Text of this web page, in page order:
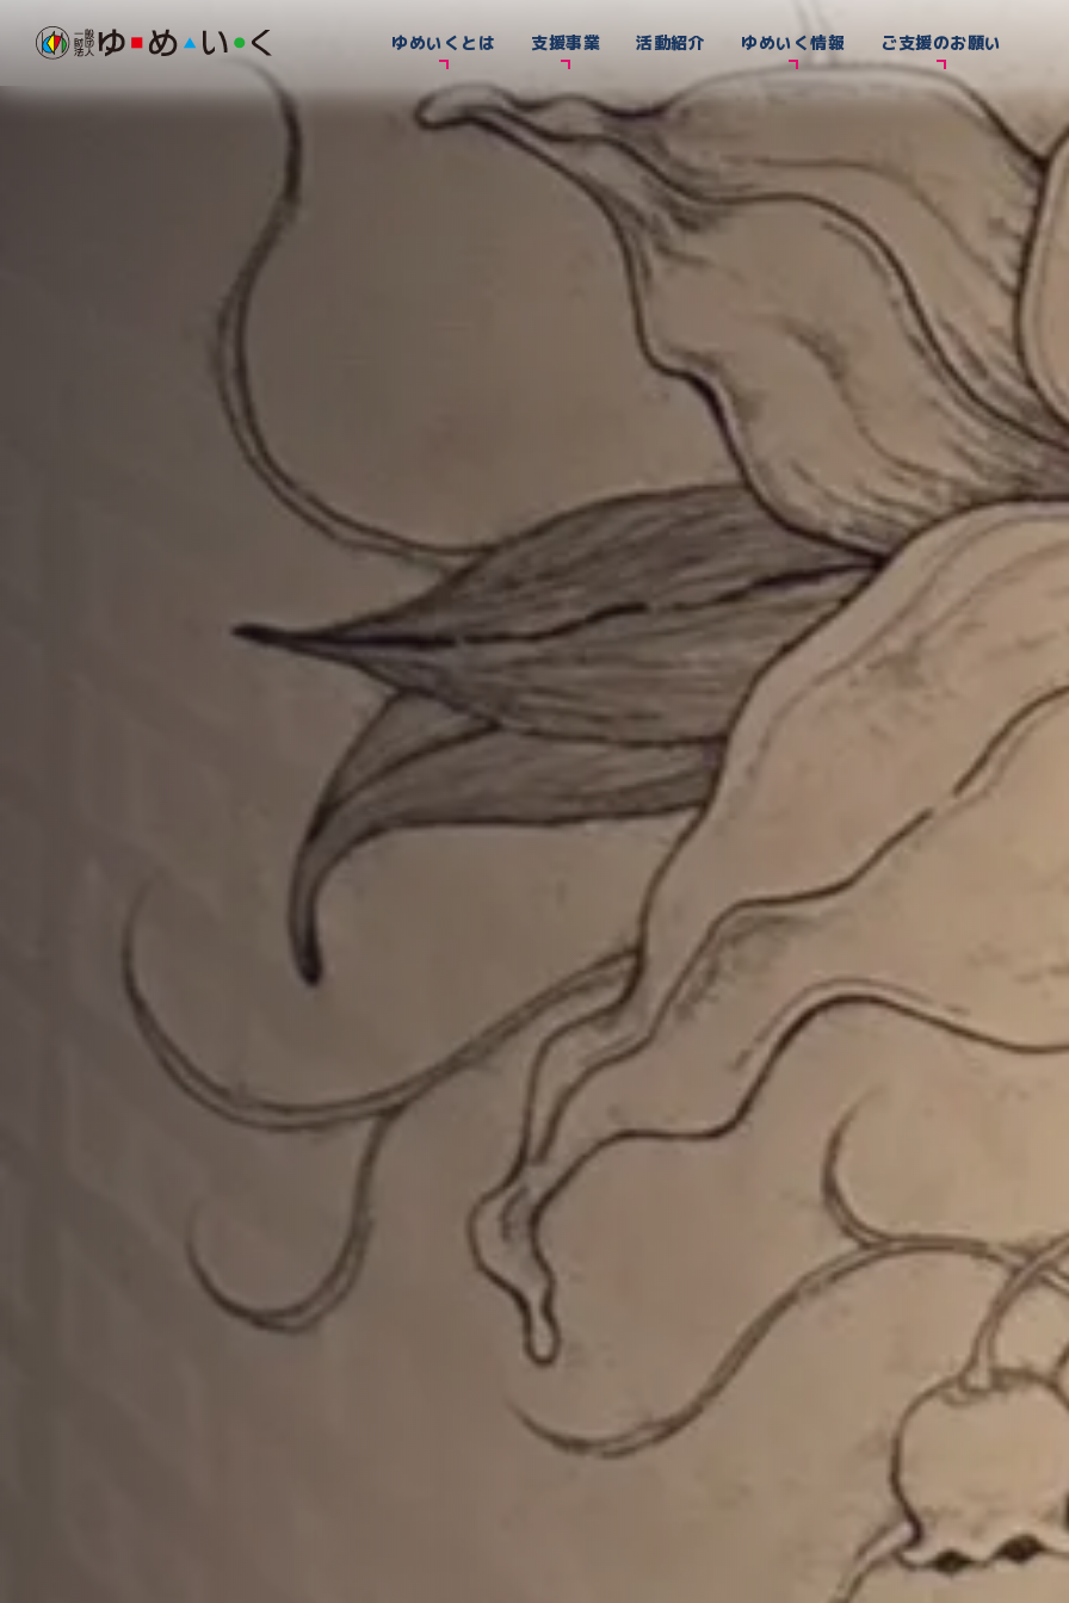
ゆめいくとは 支援事業 活動紹介 ゆめいく情報 ご支援のお願い